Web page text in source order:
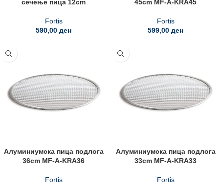
сечење пица 12cm
Fortis
590,00 ден
45cm MF-A-KRA45
Fortis
599,00 ден
Алуминиумска пица подлога
36cm MF-A-KRA36
Fortis
Алуминиумска пица подлога
33cm MF-A-KRA33
Fortis